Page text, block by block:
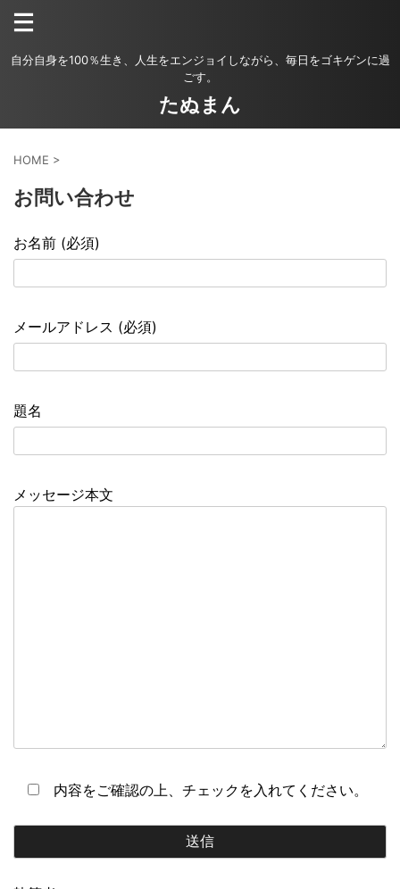
自分自身を100％生き、人生をエンジョイしながら、毎日をゴキゲンに過
ごす。
たぬまん
HOME >
お問い合わせ
お名前 (必須)
メールアドレス (必須)
題名
メッセージ本文
内容をご確認の上、チェックを入れてください。